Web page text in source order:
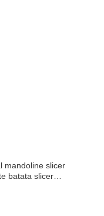
mandoline slicer
batata slicer